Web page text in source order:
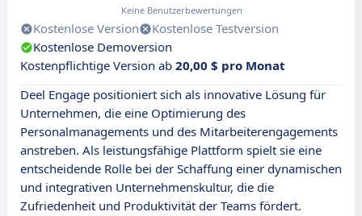
Keine Benutzerbewertungen
Kostenlose Version
Kostenlose Testversion
Kostenlose Demoversion
Kostenpflichtige Version ab 20,00 $ pro Monat
Deel Engage positioniert sich als innovative Lösung für
Unternehmen, die eine Optimierung des
Personalmanagements und des Mitarbeiterengagements
anstreben. Als leistungsfähige Plattform spielt sie eine
entscheidende Rolle bei der Schaffung einer dynamischen
und integrativen Unternehmenskultur, die die
Zufriedenheit und Produktivität der Teams fördert.